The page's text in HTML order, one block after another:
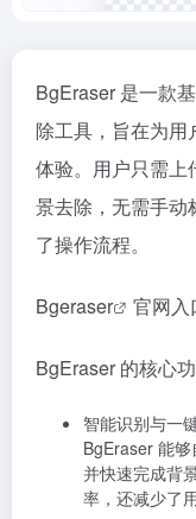
BgEraser 是一款
除工具，旨在为
体验。用户只需上
景去除，无需手动
了操作流程。
Bgeraser 官网入
BgEraser 的核心
智能识别与一
BgEraser 能够
并快速完成背
率，还减少了